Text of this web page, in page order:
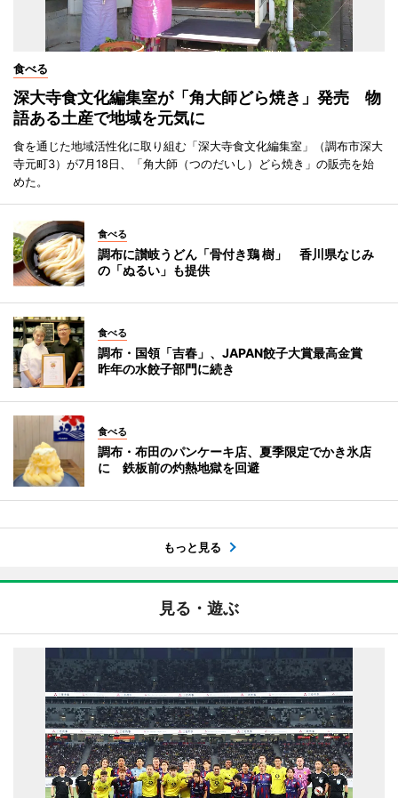
食べる
深大寺食文化編集室が「角大師どら焼き」発売 物
語ある土産で地域を元気に
食を通じた地域活性化に取り組む「深大寺食文化編集室」（調布市深大
寺元町3）が7月18日、「角大師（つのだいし）どら焼き」の販売を始
めた。
食べる
調布に讃岐うどん「骨付き鶏 樹」 香川県なじみ
の「ぬるい」も提供
食べる
調布・国領「吉春」、JAPAN餃子大賞最高金賞
昨年の水餃子部門に続き
食べる
調布・布田のパンケーキ店、夏季限定でかき氷店
に 鉄板前の灼熱地獄を回避
もっと見る
見る・遊ぶ